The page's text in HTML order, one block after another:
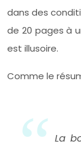
dans des
de 20 pages à
est illusoire.
Comme le
La